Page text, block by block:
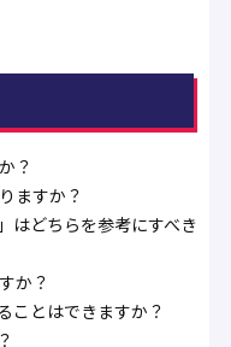
？
ますか？
はどちらを参考にすべき
か？
ことはできますか？